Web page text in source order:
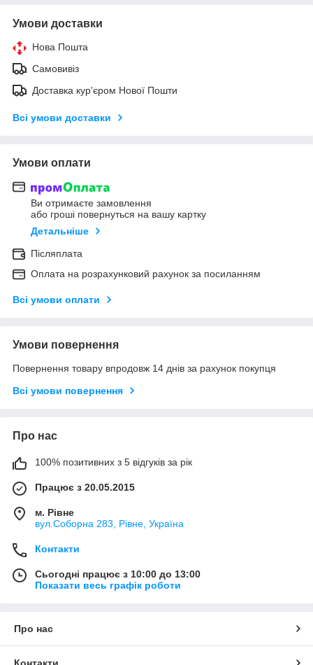
Умови доставки
Нова Пошта
Самовивіз
Доставка кур'єром Нової Пошти
Всі умови доставки
Умови оплати
Ви отримаєте замовлення
або гроші повернуться на вашу картку
Детальніше
Післяплата
Оплата на розрахунковий рахунок за посиланням
Всі умови оплати
Умови повернення
Повернення товару впродовж 14 днів за рахунок покупця
Всі умови повернення
Про нас
100% позитивних з 5 відгуків за рік
Працює з 20.05.2015
м. Рівне
вул.Соборна 283, Рівне, Україна
Контакти
Сьогодні працює з 10:00 до 13:00
Показати весь графік роботи
Про нас